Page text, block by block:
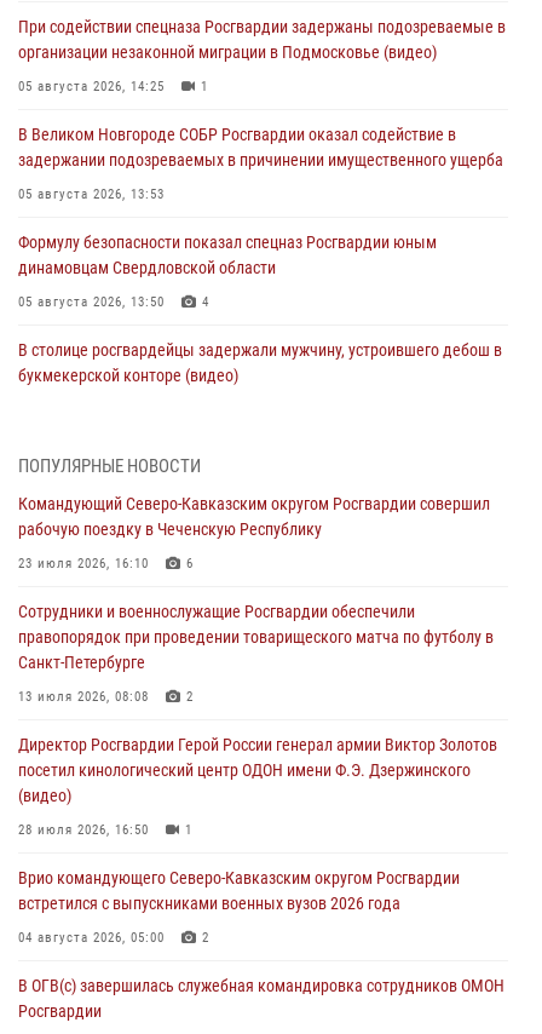
При содействии спецназа Росгвардии задержаны подозреваемые в
организации незаконной миграции в Подмосковье (видео)
05 августа 2026, 14:25 1
В Великом Новгороде СОБР Росгвардии оказал содействие в
задержании подозреваемых в причинении имущественного ущерба
05 августа 2026, 13:53
Формулу безопасности показал спецназ Росгвардии юным
динамовцам Свердловской области
05 августа 2026, 13:50 4
В столице росгвардейцы задержали мужчину, устроившего дебош в
букмекерской конторе (видео)
В Удмуртии при силовой поддержке спецназа Росгвардии
оздоровительных услуг (видео)
05 августа 2026, 13:20
посетили мастер-класс по художественной гимнастике
05 августа 2026, 13:00
Офицеры Росгвардии и ветераны войск правопорядка почтили
05 августа 2026, 12:40
Росгвардейцы приняли участие в акции «Волна памяти»,
посвящённой 83‑й годовщине освобождения Белгорода от
05 августа 2026, 12:13 1
ПОПУЛЯРНЫЕ НОВОСТИ
Командующий Северо-Кавказским округом Росгвардии совершил
рабочую поездку в Чеченскую Республику
23 июля 2026, 16:10 6
Сотрудники и военнослужащие Росгвардии обеспечили
правопорядок при проведении товарищеского матча по футболу в
Санкт-Петербурге
13 июля 2026, 08:08 2
Директор Росгвардии Герой России генерал армии Виктор Золотов
посетил кинологический центр ОДОН имени Ф.Э. Дзержинского
(видео)
28 июля 2026, 16:50 1
Врио командующего Северо-Кавказским округом Росгвардии
встретился с выпускниками военных вузов 2026 года
04 августа 2026, 05:00 2
В ОГВ(с) завершилась служебная командировка сотрудников ОМОН
Росгвардии